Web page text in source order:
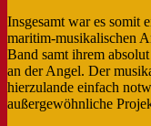
Insgesamt war es somit
maritim-musikalischen
Band samt ihrem
an der Angel. Der
hierzulande einfach
außergewöhnliche